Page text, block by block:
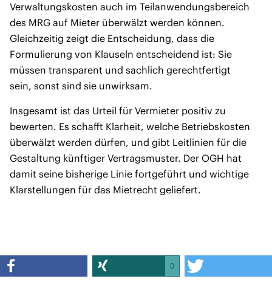
Verwaltungskosten auch im Teilanwendungsbereich
des MRG auf Mieter überwälzt werden können.
Gleichzeitig zeigt die Entscheidung, dass die
Formulierung von Klauseln entscheidend ist: Sie
müssen transparent und sachlich gerechtfertigt
sein, sonst sind sie unwirksam.
Insgesamt ist das Urteil für Vermieter positiv zu
bewerten. Es schafft Klarheit, welche Betriebskosten
überwälzt werden dürfen, und gibt Leitlinien für die
Gestaltung künftiger Vertragsmuster. Der OGH hat
damit seine bisherige Linie fortgeführt und wichtige
Klarstellungen für das Mietrecht geliefert.
0